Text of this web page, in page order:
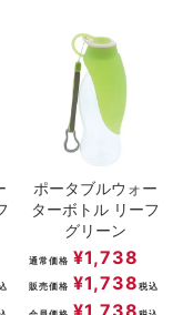
ポータブルウォー
ターボトル リーフ
グリーン
通常価格 ¥1,738
販売価格 ¥1,738 税込